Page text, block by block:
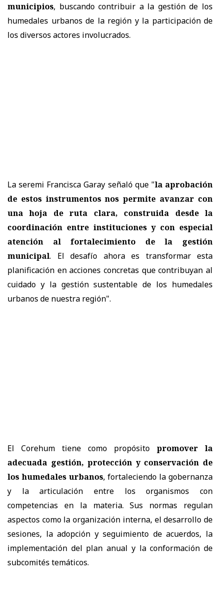
municipios, buscando contribuir a la gestión de los
humedales urbanos de la región y la participación de
los diversos actores involucrados.
La seremi Francisca Garay señaló que "la aprobación
de estos instrumentos nos permite avanzar con
una hoja de ruta clara, construida desde la
coordinación entre instituciones y con especial
atención al fortalecimiento de la gestión
municipal. El desafío ahora es transformar esta
planificación en acciones concretas que contribuyan al
cuidado y la gestión sustentable de los humedales
urbanos de nuestra región".
El Corehum tiene como propósito
promover la
adecuada gestión, protección y conservación de
los humedales urbanos, fortaleciendo la gobernanza
y la articulación entre los organismos con
competencias en la materia. Sus normas regulan
aspectos como la organización interna, el desarrollo de
sesiones, la adopción y seguimiento de acuerdos, la
implementación del plan anual y la conformación de
subcomités temáticos.